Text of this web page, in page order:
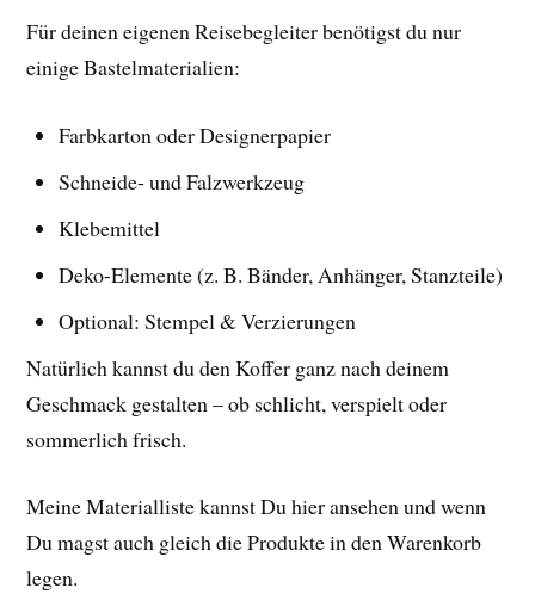
Für deinen eigenen Reisebegleiter benötigst du nur
einige Bastelmaterialien:
Farbkarton oder Designerpapier
Schneide- und Falzwerkzeug
Klebemittel
Deko-Elemente (z. B. Bänder, Anhänger, Stanzteile)
Optional: Stempel & Verzierungen
Natürlich kannst du den Koffer ganz nach deinem
Geschmack gestalten – ob schlicht, verspielt oder
sommerlich frisch.
Meine Materialliste kannst Du hier ansehen und wenn
Du magst auch gleich die Produkte in den Warenkorb
legen.